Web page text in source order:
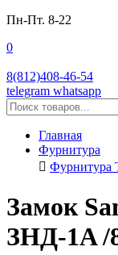
Пн-Пт. 8-22
0
8(812)408-46-54
telegram whatsapp
Главная
Фурнитура
Фурнитура
Замок
ЗНД-1A /